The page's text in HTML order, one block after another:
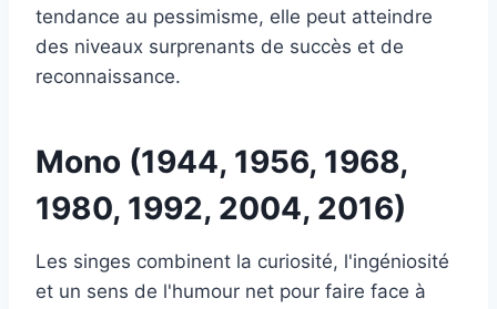
tendance au pessimisme, elle peut atteindre
des niveaux surprenants de succès et de
reconnaissance.
Mono (1944, 1956, 1968,
1980, 1992, 2004, 2016)
Les singes combinent la curiosité, l'ingéniosité
et un sens de l'humour net pour faire face à